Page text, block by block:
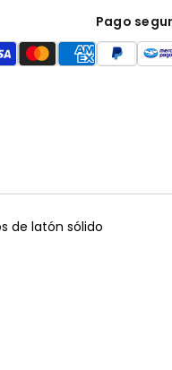
Pago
de latón sólido